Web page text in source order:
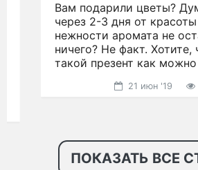
Вам подарили цветы?
через 2-3 дня от
нежности аромата не
ничего? Не факт. Хотите,
такой презент как
21 июн '19
ПОКАЗАТЬ ВСЕ